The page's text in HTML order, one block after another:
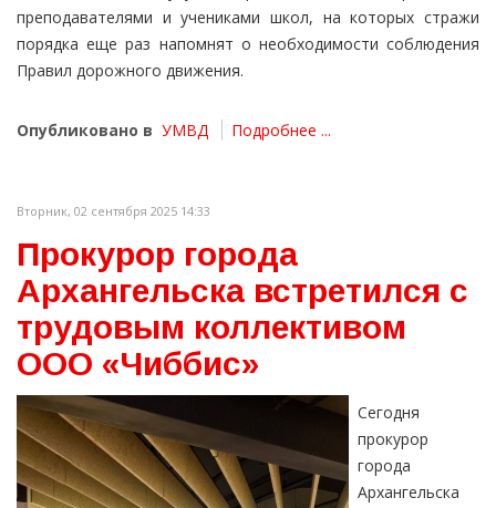
преподавателями и учениками школ, на которых стражи
порядка еще раз напомнят о необходимости соблюдения
Правил дорожного движения.
Опубликовано в УМВД Подробнее ...
Вторник, 02 сентября 2025 14:33
Прокурор города
Архангельска встретился с
трудовым коллективом
ООО «Чиббис»
Сегодня
прокурор
города
Архангельска